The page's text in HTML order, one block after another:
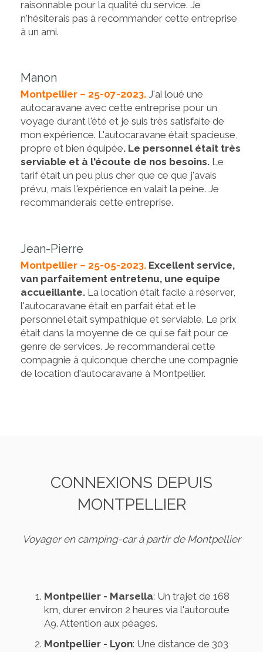
raisonnable pour la qualité du service. Je
n'hésiterais pas à recommander cette entreprise
à un ami.
Manon
Montpellier – 25-07-2023. J'ai loué une
autocaravane avec cette entreprise pour un
voyage durant l'été et je suis très satisfaite de
mon expérience. L'autocaravane était spacieuse,
propre et bien équipée. Le personnel était très
serviable et à l'écoute de nos besoins. Le
tarif était un peu plus cher que ce que j'avais
prévu, mais l'expérience en valait la peine. Je
recommanderais cette entreprise.
Jean-Pierre
Montpellier – 25-05-2023. Excellent service,
van parfaitement entretenu, une equipe
accueillante. La location était facile à réserver,
l'autocaravane était en parfait état et le
personnel était sympathique et serviable. Le prix
était dans la moyenne de ce qui se fait pour ce
genre de services. Je recommanderai cette
compagnie à quiconque cherche une compagnie
de location d'autocaravane à Montpellier.
CONNEXIONS DEPUIS
MONTPELLIER
Voyager en camping-car à partir de Montpellier
Montpellier - Marsella: Un trajet de 168
km, durer environ 2 heures via l'autoroute
A9. Attention aux péages.
Montpellier - Lyon: Une distance de 303